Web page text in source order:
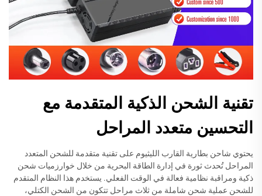
تقنية الشحن الذكية المتقدمة مع
التحسين متعدد المراحل
يحتوي شاحن بطارية القارب الليثيوم على تقنية متقدمة للشحن المتعدد
المراحل تُحدث ثورة في إدارة الطاقة البحرية من خلال خوارزميات شحن
ذكية ومراقبة نظامية فعالة في الوقت الفعلي. يستخدم هذا النظام المتقدم
للشحن عملية شحن شاملة من ثلاث مراحل تتكون من الشحن الكتلي،